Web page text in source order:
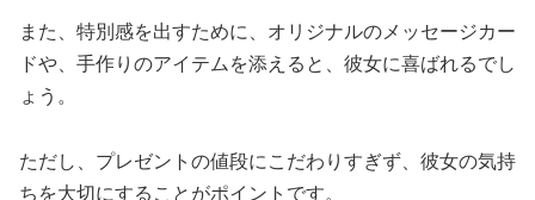
また、特別感を出すために、オリジナルのメッセージカー
ドや、手作りのアイテムを添えると、彼女に喜ばれるでし
ょう。
ただし、プレゼントの値段にこだわりすぎず、彼女の気持
ちを大切にすることがポイントです。